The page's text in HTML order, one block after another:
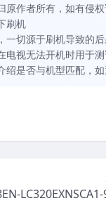
原作者所有，如有侵
刷机
一切源于刷机导致的
电视无法开机时用于
绍是否与机型匹配，
LC320EXNSCA1-